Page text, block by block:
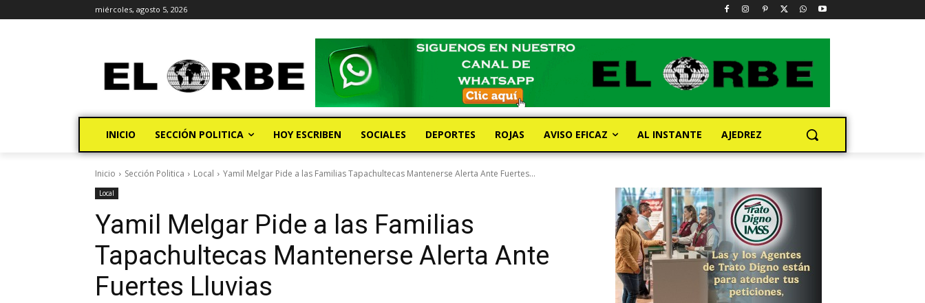
miércoles, agosto 5, 2026
INICIO SECCIÓN POLITICA HOY ESCRIBEN SOCIALES DEPORTES ROJAS AVISO EFICAZ AL INSTANTE AJEDREZ
Inicio Sección Politica Local Yamil Melgar Pide a las Familias Tapachultecas Mantenerse Alerta Ante Fuertes...
Local
Yamil Melgar Pide a las Familias
Tapachultecas Mantenerse Alerta Ante
Fuertes Lluvias